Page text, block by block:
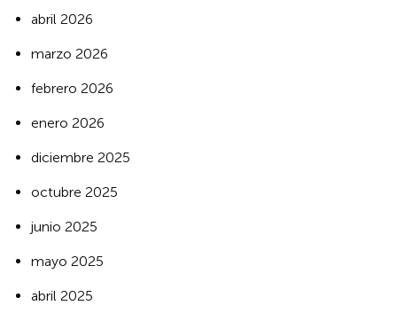
abril 2026
marzo 2026
febrero 2026
enero 2026
diciembre 2025
octubre 2025
junio 2025
mayo 2025
abril 2025